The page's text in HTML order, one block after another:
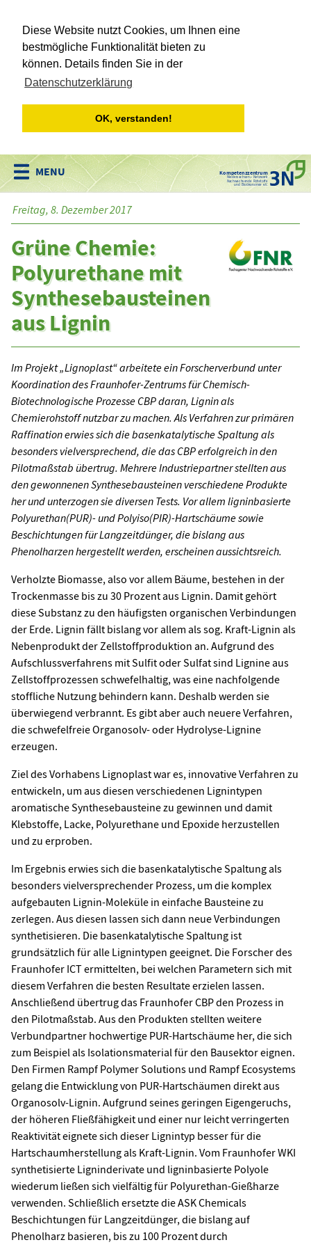
Diese Website nutzt Cookies, um Ihnen eine
bestmögliche Funktionalität bieten zu
können. Details finden Sie in der
Datenschutzerklärung
OK, verstanden!
Kompetenzzentrum
Niedersachsen • Netzwerk
Nachwachsende Rohstoffe
und Bioökonomie e.V.
Freitag, 8. Dezember 2017
Grüne Chemie:
Polyurethane mit
Synthesebausteinen
aus Lignin
Im Projekt „Lignoplast“ arbeitete ein Forscherverbund unter
Koordination des Fraunhofer-Zentrums für Chemisch-
Biotechnologische Prozesse CBP daran, Lignin als
Chemierohstoff nutzbar zu machen. Als Verfahren zur primären
Raffination erwies sich die basenkatalytische Spaltung als
besonders vielversprechend, die das CBP erfolgreich in den
Pilotmaßstab übertrug. Mehrere Industriepartner stellten aus
den gewonnenen Synthesebausteinen verschiedene Produkte
her und unterzogen sie diversen Tests. Vor allem ligninbasierte
Polyurethan(PUR)- und Polyiso(PIR)-Hartschäume sowie
Beschichtungen für Langzeitdünger, die bislang aus
Phenolharzen hergestellt werden, erscheinen aussichtsreich.
Verholzte Biomasse, also vor allem Bäume, bestehen in der
Trockenmasse bis zu 30 Prozent aus Lignin. Damit gehört
diese Substanz zu den häufigsten organischen Verbindungen
der Erde. Lignin fällt bislang vor allem als sog. Kraft-Lignin als
Nebenprodukt der Zellstoffproduktion an. Aufgrund des
Aufschlussverfahrens mit Sulfit oder Sulfat sind Lignine aus
Zellstoffprozessen schwefelhaltig, was eine nachfolgende
stoffliche Nutzung behindern kann. Deshalb werden sie
überwiegend verbrannt. Es gibt aber auch neuere Verfahren,
die schwefelfreie Organosolv- oder Hydrolyse-Lignine
erzeugen.
Ziel des Vorhabens Lignoplast war es, innovative Verfahren zu
entwickeln, um aus diesen verschiedenen Lignintypen
aromatische Synthesebausteine zu gewinnen und damit
Klebstoffe, Lacke, Polyurethane und Epoxide herzustellen
und zu erproben.
Im Ergebnis erwies sich die basenkatalytische Spaltung als
besonders vielversprechender Prozess, um die komplex
aufgebauten Lignin-Moleküle in einfache Bausteine zu
zerlegen. Aus diesen lassen sich dann neue Verbindungen
synthetisieren. Die basenkatalytische Spaltung ist
grundsätzlich für alle Lignintypen geeignet. Die Forscher des
Fraunhofer ICT ermittelten, bei welchen Parametern sich mit
diesem Verfahren die besten Resultate erzielen lassen.
Anschließend übertrug das Fraunhofer CBP den Prozess in
den Pilotmaßstab. Aus den Produkten stellten weitere
Verbundpartner hochwertige PUR-Hartschäume her, die sich
zum Beispiel als Isolationsmaterial für den Bausektor eignen.
Den Firmen Rampf Polymer Solutions und Rampf Ecosystems
gelang die Entwicklung von PUR-Hartschäumen direkt aus
Organosolv-Lignin. Aufgrund seines geringen Eigengeruchs,
der höheren Fließfähigkeit und einer nur leicht verringerten
Reaktivität eignete sich dieser Lignintyp besser für die
Hartschaumherstellung als Kraft-Lignin. Vom Fraunhofer WKI
synthetisierte Ligninderivate und ligninbasierte Polyole
wiederum ließen sich vielfältig für Polyurethan-Gießharze
verwenden. Schließlich ersetzte die ASK Chemicals
Beschichtungen für Langzeitdünger, die bislang auf
Phenolharz basieren, bis zu 100 Prozent durch